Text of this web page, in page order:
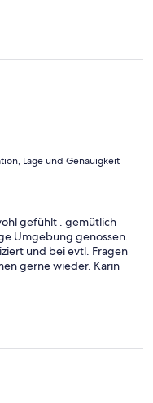
Lage und Genauigkeit
gefühlt . gemütlich
Umgebung genossen.
und bei evtl. Fragen
gerne wieder. Karin